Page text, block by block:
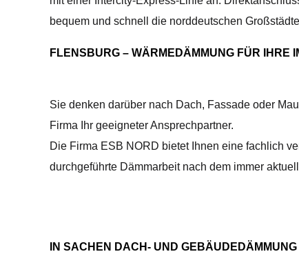
bequem und schnell die norddeutschen
FLENSBURG – WÄRMEDÄMMUNG FÜR IHRE
Sie denken darüber nach Dach, Fassade oder
Firma Ihr geeigneter Ansprechpartner.
Die Firma ESB NORD bietet Ihnen eine fachlich
durchgeführte Dämmarbeit nach dem immer
IN SACHEN DACH- UND